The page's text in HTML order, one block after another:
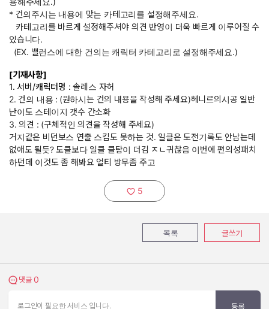
* 건의주시는 내용에 맞는 카테고리를 설정해주세요.
카테고리를 바르게 설정해주셔야 의견 반영이 더욱 빠르게 이루어질 수
있습니다.
(EX. 밸런스에 대한 건의는 캐릭터 카테고리로 설정해주세요.)
[기재사항]
1. 서버/캐릭터명 : 솔레스 자허
2. 건의 내용 : (원하시는 건의 내용을 작성해 주세요)헤니르의시공 일반
난이도 스테이지 갯수 간소화
3. 의견 : (구체적인 의견을 작성해 주세요)
거지같은 비던보스 연출 스킵도 못하는 것. 일클은 도전기록도 안남는데
없애도 될듯? 도클보다 일클 클탐이 더김 ㅈㄴ귀찮음 이번에 편의성패치
하던데 이것도 좀 해봐요 얼티 방무좀 주고
추천하기:
5
목록 글쓰기
댓글 보기
댓글 0
로그인이 필요한 서비스 입니다. 등록